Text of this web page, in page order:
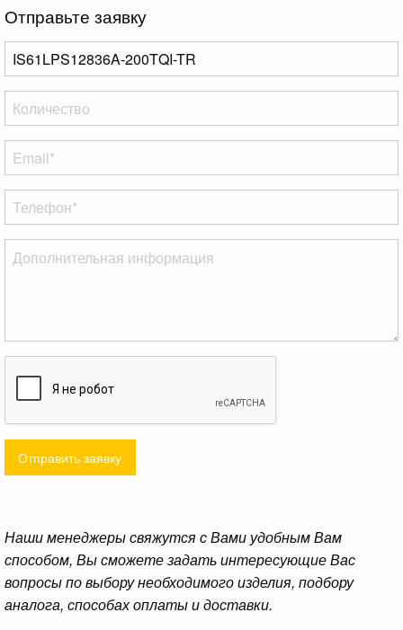
Отправьте заявку
Отправить заявку
Наши менеджеры свяжутся с Вами удобным Вам
способом, Вы сможете задать интересующие Вас
вопросы по выбору необходимого изделия, подбору
аналога, способах оплаты и доставки.